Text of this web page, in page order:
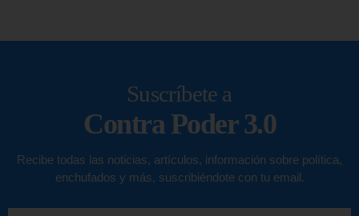
Suscríbete a
Contra Poder 3.0
Recibe todas las noticias, artículos, información sobre política,
enchufados y más, suscribiéndote con tu email.